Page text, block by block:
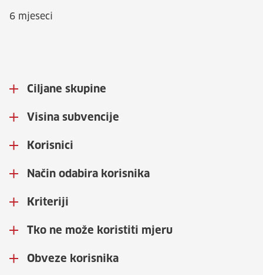
6 mjeseci
Ciljane skupine
Visina subvencije
Korisnici
Način odabira korisnika
Kriteriji
Tko ne može koristiti mjeru
Obveze korisnika